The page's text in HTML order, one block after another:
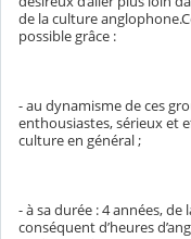
de la culture
possible grâce :
- au dynamisme de ces
enthousiastes, sérieux et
culture en général ;
- à sa durée : 4 années, de
conséquent d’heures